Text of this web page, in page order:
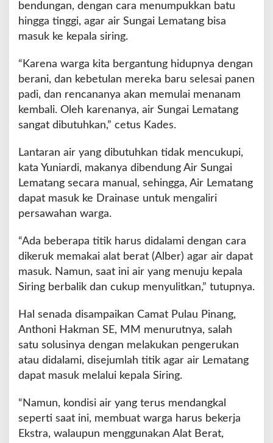
t
a
bendungan, dengan cara menumpukkan batu
hingga tinggi, agar air Sungai Lematang bisa
masuk ke kepala siring.
“Karena warga kita bergantung hidupnya dengan
berani, dan kebetulan mereka baru selesai panen
padi, dan rencananya akan memulai menanam
kembali. Oleh karenanya, air Sungai Lematang
sangat dibutuhkan,” cetus Kades.
Lantaran air yang dibutuhkan tidak mencukupi,
kata Yuniardi, makanya dibendung Air Sungai
Lematang secara manual, sehingga, Air Lematang
dapat masuk ke Drainase untuk mengaliri
persawahan warga.
“Ada beberapa titik harus didalami dengan cara
dikeruk memakai alat berat (Alber) agar air dapat
masuk. Namun, saat ini air yang menuju kepala
Siring berbalik dan cukup menyulitkan,” tutupnya.
Hal senada disampaikan Camat Pulau Pinang,
Anthoni Hakman SE, MM menurutnya, salah
satu solusinya dengan melakukan pengerukan
atau didalami, disejumlah titik agar air Lematang
dapat masuk melalui kepala Siring.
“Namun, kondisi air yang terus mendangkal
seperti saat ini, membuat warga harus bekerja
Ekstra, walaupun menggunakan Alat Berat,